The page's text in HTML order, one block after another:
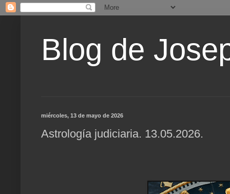
Blog de
miércoles, 13 de mayo de 2026
Astrología judiciaria. 13.05.2026.